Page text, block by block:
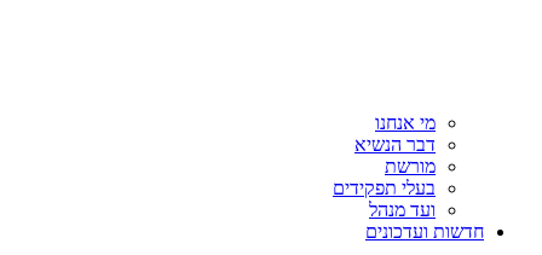
מי אנחנו
דבר הנשיא
מורשת
בעלי תפקידים
ועד מנהל
חדשות ועדכונים